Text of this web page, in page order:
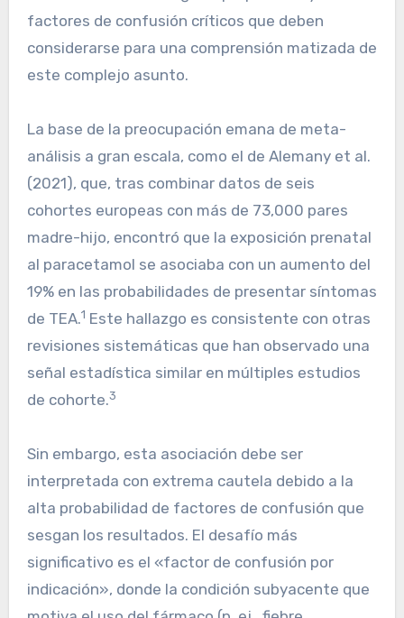
factores de confusión críticos que deben
considerarse para una comprensión matizada de
este complejo asunto.
La base de la preocupación emana de meta-
análisis a gran escala, como el de Alemany et al.
(2021), que, tras combinar datos de seis
cohortes europeas con más de 73,000 pares
madre-hijo, encontró que la exposición prenatal
al paracetamol se asociaba con un aumento del
19% en las probabilidades de presentar síntomas
de TEA.1 Este hallazgo es consistente con otras
revisiones sistemáticas que han observado una
señal estadística similar en múltiples estudios
de cohorte.3
Sin embargo, esta asociación debe ser
interpretada con extrema cautela debido a la
alta probabilidad de factores de confusión que
sesgan los resultados. El desafío más
significativo es el «factor de confusión por
indicación», donde la condición subyacente que